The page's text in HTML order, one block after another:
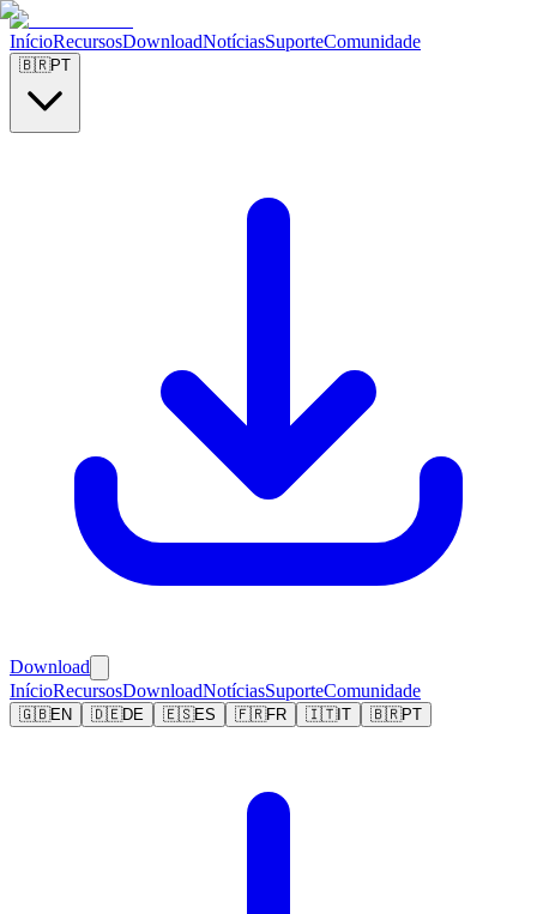
InícioRecursosDownloadNotíciasSuporteComunidade
🇧🇷PT
Download
InícioRecursosDownloadNotíciasSuporteComunidade
🇬🇧EN 🇩🇪DE 🇪🇸ES 🇫🇷FR 🇮🇹IT 🇧🇷PT